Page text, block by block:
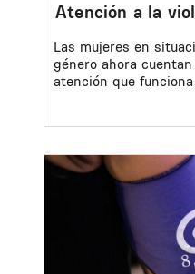
Atención a la
Las mujeres en
género ahora
atención que
Image